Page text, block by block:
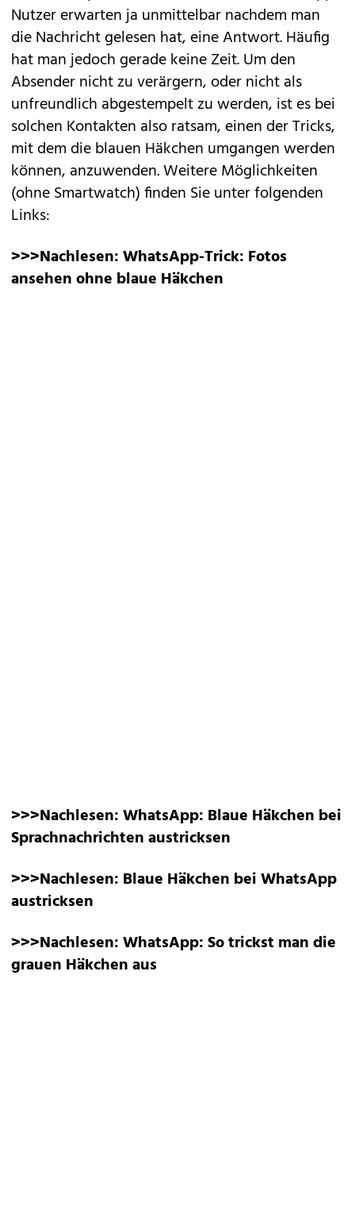
Nutzer erwarten ja unmittelbar nachdem man
die Nachricht gelesen hat, eine Antwort. Häufig
hat man jedoch gerade keine Zeit. Um den
Absender nicht zu verärgern, oder nicht als
unfreundlich abgestempelt zu werden, ist es bei
solchen Kontakten also ratsam, einen der Tricks,
mit dem die blauen Häkchen umgangen werden
können, anzuwenden. Weitere Möglichkeiten
(ohne Smartwatch) finden Sie unter folgenden
Links:
>>>Nachlesen:WhatsApp-Trick: Fotos
ansehen ohne blaue Häkchen
>>>Nachlesen:WhatsApp: Blaue Häkchen bei
Sprachnachrichten austricksen
>>>Nachlesen: Blaue Häkchen bei WhatsApp
austricksen
>>>Nachlesen:WhatsApp: So trickst man die
grauen Häkchen aus